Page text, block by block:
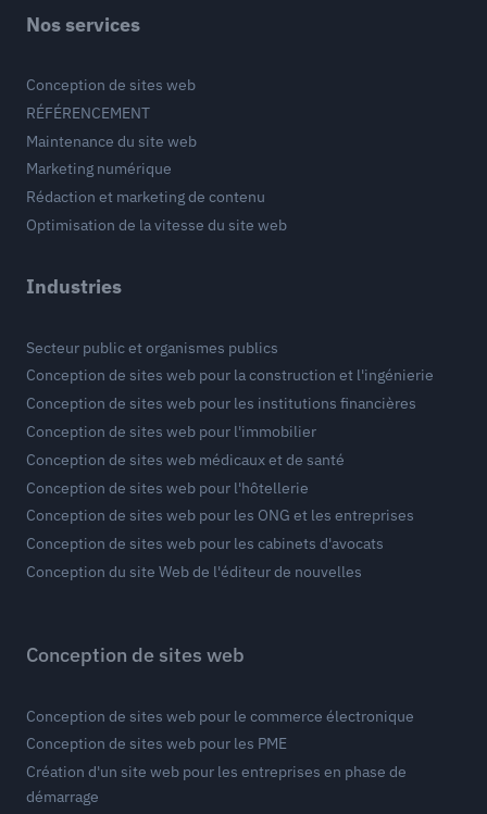
Nos services
Conception de sites web
RÉFÉRENCEMENT
Maintenance du site web
Marketing numérique
Rédaction et marketing de contenu
Optimisation de la vitesse du site web
Industries
Secteur public et organismes publics
Conception de sites web pour la construction et l'ingénierie
Conception de sites web pour les institutions financières
Conception de sites web pour l'immobilier
Conception de sites web médicaux et de santé
Conception de sites web pour l'hôtellerie
Conception de sites web pour les ONG et les entreprises
Conception de sites web pour les cabinets d'avocats
Conception du site Web de l'éditeur de nouvelles
Conception de sites web
Conception de sites web pour le commerce électronique
Conception de sites web pour les PME
Création d'un site web pour les entreprises en phase de
démarrage